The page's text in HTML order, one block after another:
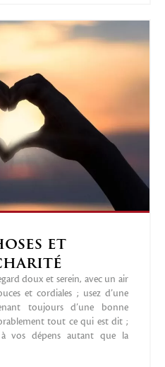
et
doux et serein, avec un air
et cordiales ; usez d’une
toujours d’une bonne
tout ce qui est dit ;
à vos dépens autant que la